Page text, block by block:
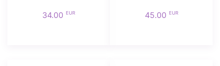
34.00 EUR 45.00 EUR